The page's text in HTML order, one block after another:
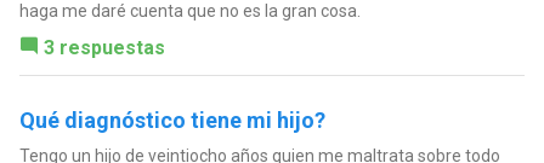
haga me daré cuenta que no es la gran cosa.
3 respuestas
Qué diagnóstico tiene mi hijo?
Tengo un hijo de veintiocho años quien me maltrata sobre todo